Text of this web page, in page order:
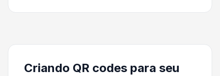
Criando QR codes para seu